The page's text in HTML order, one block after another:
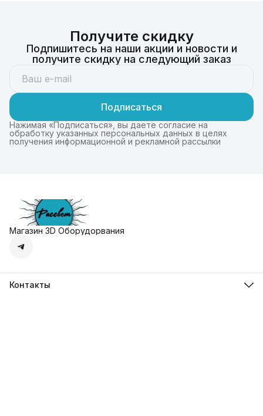
Получите скидку
Подпишитесь на наши акции и новости и
получите скидку на следующий заказ
Подписаться
Нажимая «Подписаться», вы даете согласие на
обработку указанных персональных данных в целях
получения информационной и рекламной рассылки
Магазин 3D Оборудорвания
Контакты